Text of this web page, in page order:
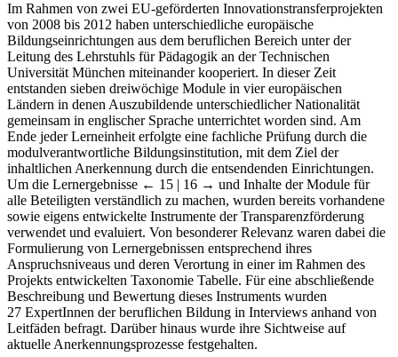
Im Rahmen von zwei EU-geförderten Innovationstransferprojekten
von 2008 bis 2012 haben unterschiedliche europäische
Bildungseinrichtungen aus dem beruflichen Bereich unter der
Leitung des Lehrstuhls für Pädagogik an der Technischen
Universität München miteinander kooperiert. In dieser Zeit
entstanden sieben dreiwöchige Module in vier europäischen
Ländern in denen Auszubildende unterschiedlicher Nationalität
gemeinsam in englischer Sprache unterrichtet worden sind. Am
Ende jeder Lerneinheit erfolgte eine fachliche Prüfung durch die
modulverantwortliche Bildungsinstitution, mit dem Ziel der
inhaltlichen Anerkennung durch die entsendenden Einrichtungen.
Um die Lernergebnisse ← 15 | 16 → und Inhalte der Module für
alle Beteiligten verständlich zu machen, wurden bereits vorhandene
sowie eigens entwickelte Instrumente der Transparenzförderung
verwendet und evaluiert. Von besonderer Relevanz waren dabei die
Formulierung von Lernergebnissen entsprechend ihres
Anspruchsniveaus und deren Verortung in einer im Rahmen des
Projekts entwickelten Taxonomie Tabelle. Für eine abschließende
Beschreibung und Bewertung dieses Instruments wurden
27 ExpertInnen der beruflichen Bildung in Interviews anhand von
Leitfäden befragt. Darüber hinaus wurde ihre Sichtweise auf
aktuelle Anerkennungsprozesse festgehalten.